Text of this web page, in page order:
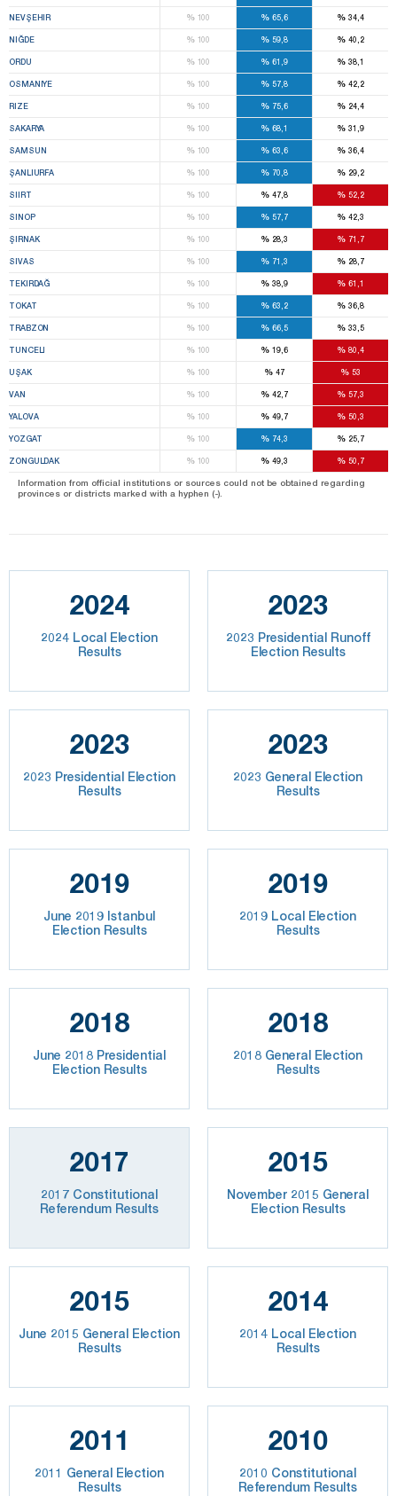
NEVŞEHIR %100 % 65,6 % 34,4
NIĞDE %100 % 59,8 % 40,2
ORDU %100 % 61,9 % 38,1
OSMANIYE %100 % 57,8 % 42,2
RIZE %100 % 75,6 % 24,4
SAKARYA %100 % 68,1 % 31,9
SAMSUN %100 % 63,6 % 36,4
ŞANLIURFA %100 % 70,8 % 29,2
SIIRT %100 % 47,8 % 52,2
SINOP %100 % 57,7 % 42,3
ŞIRNAK %100 % 28,3 % 71,7
SIVAS %100 % 71,3 % 28,7
TEKIRDAĞ %100 % 38,9 % 61,1
TOKAT %100 % 63,2 % 36,8
TRABZON %100 % 66,5 % 33,5
TUNCELI %100 % 19,6 % 80,4
UŞAK %100 % 47 % 53
VAN %100 % 42,7 % 57,3
YALOVA %100 % 49,7 % 50,3
YOZGAT %100 % 74,3 % 25,7
ZONGULDAK %100 % 49,3 % 50,7
Information from official institutions or sources could not be obtained regarding
provinces or districts marked with a hyphen (-).
2024
2024 Local Election
Results
2023
2023 Presidential Runoff
Election Results
2023
2023 Presidential Election
Results
2023
2023 General Election
Results
2019
June 2019 Istanbul
Election Results
2019
2019 Local Election
Results
2018
June 2018 Presidential
Election Results
2018
2018 General Election
Results
2017
2017 Constitutional
Referendum Results
2015
November 2015 General
Election Results
2015
June 2015 General Election
Results
2014
2014 Local Election
Results
2011
2011 General Election
Results
2010
2010 Constitutional
Referendum Results